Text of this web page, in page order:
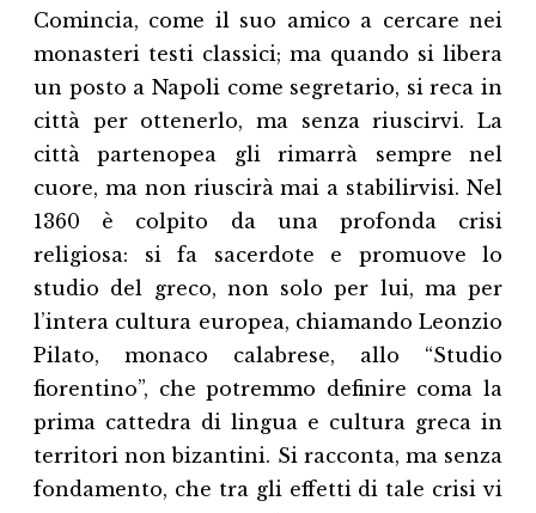
Comincia, come il suo amico a cercare nei
monasteri testi classici; ma quando si libera
un posto a Napoli come segretario, si reca in
città per ottenerlo, ma senza riuscirvi. La
città partenopea gli rimarrà sempre nel
cuore, ma non riuscirà mai a stabilirvisi. Nel
1360 è colpito da una profonda crisi
religiosa: si fa sacerdote e promuove lo
studio del greco, non solo per lui, ma per
l’intera cultura europea, chiamando Leonzio
Pilato, monaco calabrese, allo “Studio
fiorentino”, che potremmo definire coma la
prima cattedra di lingua e cultura greca in
territori non bizantini. Si racconta, ma senza
fondamento, che tra gli effetti di tale crisi vi